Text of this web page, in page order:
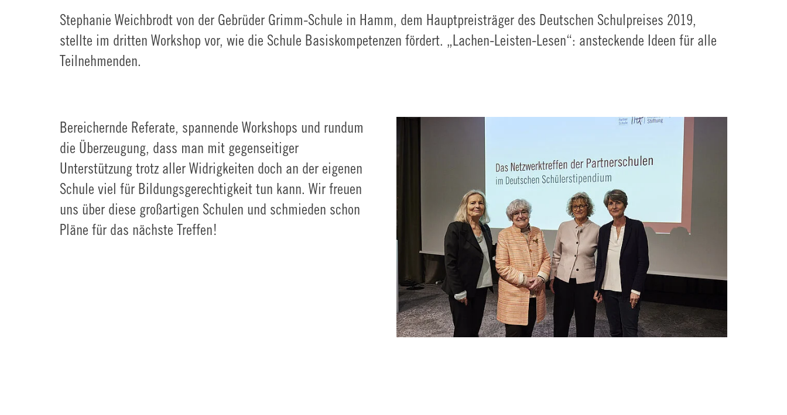
Stephanie Weichbrodt von der Gebrüder Grimm-Schule in Hamm, dem Hauptpreisträger des Deutschen Schulpreises 2019,
stellte im dritten Workshop vor, wie die Schule Basiskompetenzen fördert. „Lachen-Leisten-Lesen“: ansteckende Ideen für alle
Teilnehmenden.
Bereichernde Referate, spannende Workshops und rundum
die Überzeugung, dass man mit gegenseitiger
Unterstützung trotz aller Widrigkeiten doch an der eigenen
Schule viel für Bildungsgerechtigkeit tun kann. Wir freuen
uns über diese großartigen Schulen und schmieden schon
Pläne für das nächste Treffen!